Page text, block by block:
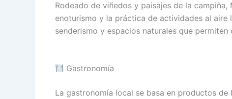
Rodeado de viñedos y paisajes de la
enoturismo y la práctica de actividades al aire
senderismo y espacios naturales que
Gastronomía
La gastronomía local se basa en productos de